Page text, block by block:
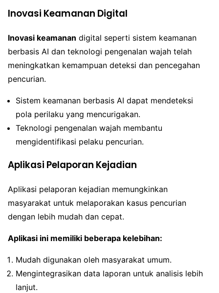
Inovasi Keamanan Digital
Inovasi keamanan digital seperti sistem keamanan
berbasis AI dan teknologi pengenalan wajah telah
meningkatkan kemampuan deteksi dan pencegahan
pencurian.
Sistem keamanan berbasis AI dapat mendeteksi
pola perilaku yang mencurigakan.
Teknologi pengenalan wajah membantu
mengidentifikasi pelaku pencurian.
Aplikasi Pelaporan Kejadian
Aplikasi pelaporan kejadian memungkinkan
masyarakat untuk melaporakan kasus pencurian
dengan lebih mudah dan cepat.
Aplikasi ini memiliki beberapa kelebihan:
Mudah digunakan oleh masyarakat umum.
Mengintegrasikan data laporan untuk analisis lebih
lanjut.